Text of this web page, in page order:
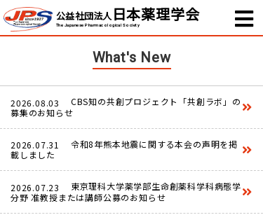
公益社団法人日本薬理学会
The Japanese Pharmacological Society
What's New
2026.08.03
CBS知の共創プロジェクト「共創ラボ」の
募集のお知らせ
2026.07.31
令和8年熊本地震に関する本会の声明を掲
載しました
2026.07.23
東京理科大学薬学部生命創薬科学科病態学
分野 准教授または講師公募のお知らせ